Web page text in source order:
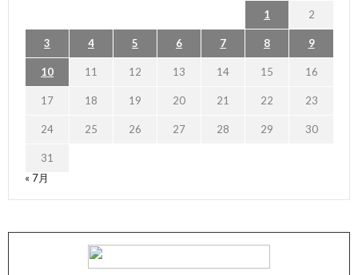
1 2
3 4 5 6 7 8 9
10 11 12 13 14 15 16
17 18 19 20 21 22 23
24 25 26 27 28 29 30
31
« 7月